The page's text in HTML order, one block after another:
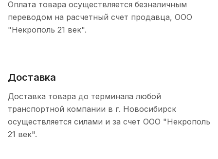
Оплата товара осуществляется безналичным
переводом на расчетный счет продавца, ООО
"Некрополь 21 век".
Доставка
Доставка товара до терминала любой
транспортной компании в г. Новосибирск
осуществляется силами и за счет ООО "Некрополь
21 век".